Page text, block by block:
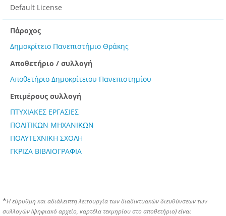
Default License
Πάροχος
Δημοκρίτειο Πανεπιστήμιο Θράκης
Αποθετήριο / συλλογή
Αποθετήριο Δημοκρίτειου Πανεπιστημίου
Επιμέρους συλλογή
ΠΤΥΧΙΑΚΕΣ ΕΡΓΑΣΙΕΣ
ΠΟΛΙΤΙΚΩΝ ΜΗΧΑΝΙΚΩΝ
ΠΟΛΥΤΕΧΝΙΚΗ ΣΧΟΛΗ
ΓΚΡΙΖΑ ΒΙΒΛΙΟΓΡΑΦΙΑ
*Η εύρυθμη και αδιάλειπτη λειτουργία των διαδικτυακών διευθύνσεων των
συλλογών (ψηφιακό αρχείο, καρτέλα τεκμηρίου στο αποθετήριο) είναι